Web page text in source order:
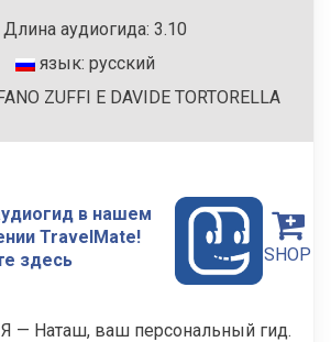
аудиогида: 3.10
язык: русский
ZUFFI E DAVIDE TORTORELLA
в нашем
TravelMate!
здесь
SHOP
Я — Наташ, ваш персональный гид.